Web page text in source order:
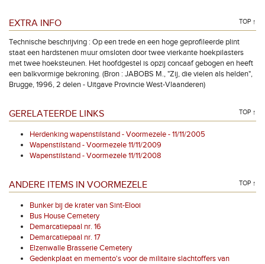
EXTRA INFO TOP ↑
Technische beschrijving : Op een trede en een hoge geprofileerde plint
staat een hardstenen muur omsloten door twee vierkante hoekpilasters
met twee hoeksteunen. Het hoofdgestel is opzij concaaf gebogen en heeft
een balkvormige bekroning. (Bron : JABOBS M., "Zij, die vielen als helden",
Brugge, 1996, 2 delen - Uitgave Provincie West-Vlaanderen)
GERELATEERDE LINKS TOP ↑
Herdenking wapenstilstand - Voormezele - 11/11/2005
Wapenstilstand - Voormezele 11/11/2009
Wapenstilstand - Voormezele 11/11/2008
ANDERE ITEMS IN VOORMEZELE TOP ↑
Bunker bij de krater van Sint-Elooi
Bus House Cemetery
Demarcatiepaal nr. 16
Demarcatiepaal nr. 17
Elzenwalle Brasserie Cemetery
Gedenkplaat en memento's voor de militaire slachtoffers van